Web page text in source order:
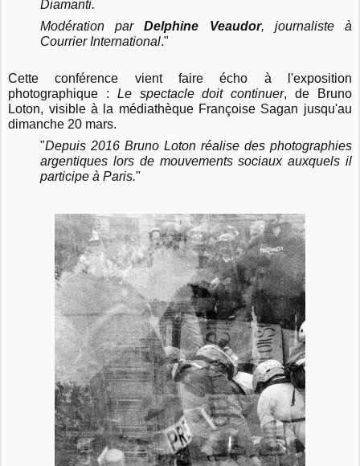
Diamanti.
Modération parDelphine Veaudor, journaliste à
Courrier International."
Cette conférence vient faire écho à l'exposition
photographique : Le spectacle doit continuer, de Bruno
Loton, visible à la médiathèque Françoise Sagan jusqu'au
dimanche 20 mars.
"Depuis 2016 Bruno Loton réalise des photographies
argentiques lors de mouvements sociaux auxquels il
participe à Paris."